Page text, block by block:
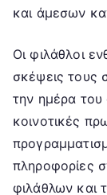
και άμεσων
Οι φιλάθλοι
σκέψεις τους
την ημέρα του
κοινοτικές
πληροφορίες
φιλάθλων και